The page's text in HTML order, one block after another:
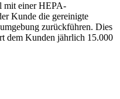
mit einer HEPA-
Kunde die gereinigte
zurückführen. Dies
dem Kunden jährlich 15.000